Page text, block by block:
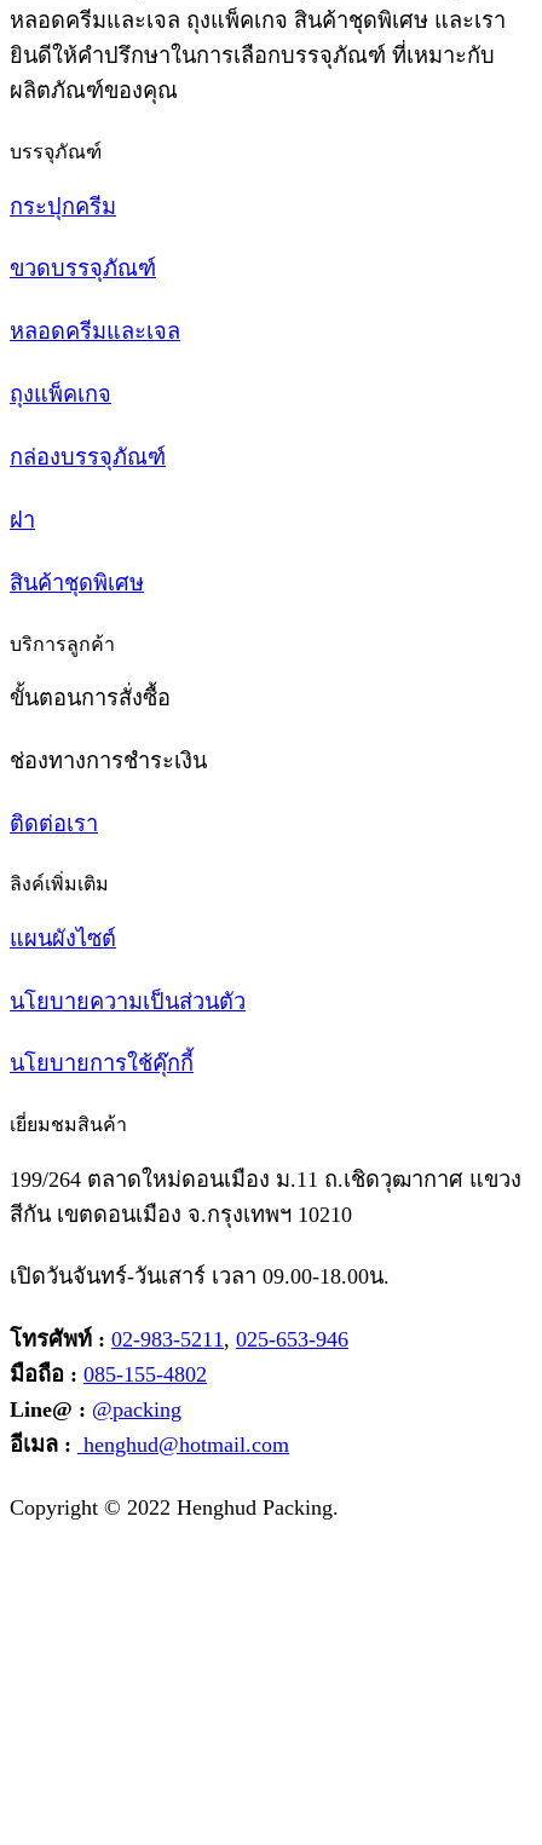
หลอดครีมและเจล ถุงแพ็คเกจ สินค้าชุดพิเศษ และเรา
ยินดีให้คำปรึกษาในการเลือกบรรจุภัณฑ์ ที่เหมาะกับ
ผลิตภัณฑ์ของคุณ
บรรจุภัณฑ์
กระปุกครีม
ขวดบรรจุภัณฑ์
หลอดครีมและเจล
ถุงแพ็คเกจ
กล่องบรรจุภัณฑ์
ฝา
สินค้าชุดพิเศษ
บริการลูกค้า
ขั้นตอนการสั่งซื้อ
ช่องทางการชำระเงิน
ติดต่อเรา
ลิงค์เพิ่มเติม
แผนผังไซต์
นโยบายความเป็นส่วนตัว
นโยบายการใช้คุ๊กกี้
เยี่ยมชมสินค้า
199/264 ตลาดใหม่ดอนเมือง ม.11 ถ.เชิดวุฒากาศ แขวง
สีกัน เขตดอนเมือง จ.กรุงเทพฯ 10210
เปิดวันจันทร์-วันเสาร์ เวลา 09.00-18.00น.
โทรศัพท์ : 02-983-5211, 025-653-946
มือถือ : 085-155-4802
Line@ : @packing
อีเมล : henghud@hotmail.com
Facebook
Instagram
Tik-
tok
Line
Email
Copyright © 2022 Henghud Packing.